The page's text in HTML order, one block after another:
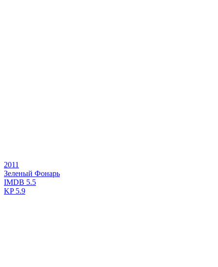
2011
Зеленый Фонарь
IMDB 5.5
KP5.9